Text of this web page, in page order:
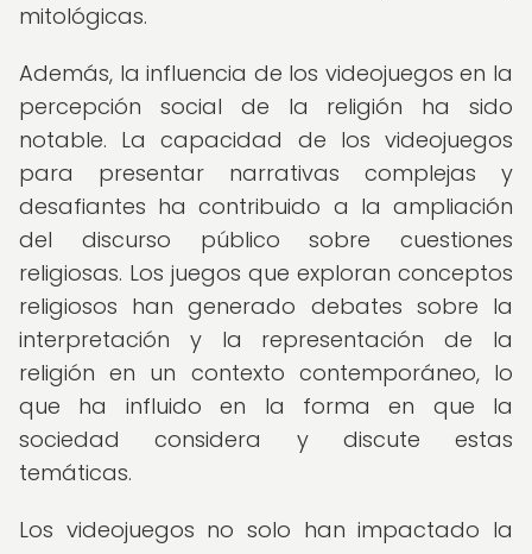
mitológicas.
Además, la influencia de los videojuegos en la
percepción social de la religión ha sido
notable. La capacidad de los videojuegos
para presentar narrativas complejas y
desafiantes ha contribuido a la ampliación
del discurso público sobre cuestiones
religiosas. Los juegos que exploran conceptos
religiosos han generado debates sobre la
interpretación y la representación de la
religión en un contexto contemporáneo, lo
que ha influido en la forma en que la
sociedad considera y discute estas
temáticas.
Los videojuegos no solo han impactado la